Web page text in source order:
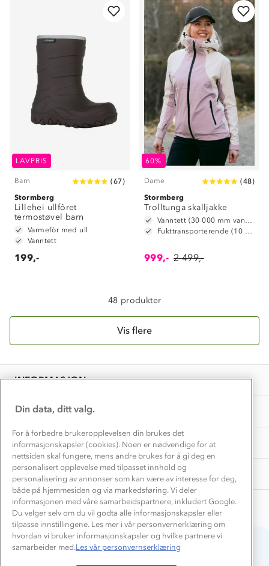
LAVPRIS
Barn (67)
Stormberg
Lillehei ullfôret
termostøvel barn
Varmefòr med ull
Vanntett
199,-
60%
Dame (48)
Stormberg
Trolltunga skalljakke
Vanntett (30 000 mm vannsøyle)
Fukttransporterende (10 000 g/m2/24t)
999,- 2 499,-
48 produkter
Vis flere
INFORMASJON
Kundeservice
Våre butikker
Bedrift, barnehage og SFO
Presse
OM OSS
Om Stormberg
Verdigrunnlag
Klima og miljø
Etisk handel
Dyreetikk
Samarbeide med oss?
TIPS OG RÅD
Trelagsprinsippet barn
Alt du trenger til Norgesferien
Dette trenger du til barnehagen
Store størrelser
Turmat oppskrifter
Beredskap
AKTIVITETER
Norgesferie 🇳🇴
Få turinspirasjon og tips her⛰
Overnatte utendørs⛺
Leirskole 🥾
Barnehageansatt
Tips til hyttetur
Din data, ditt valg.
For å forbedre brukeropplevelsen din brukes det
informasjonskapsler (cookies). Noen er nødvendige for at
nettsiden skal fungere, mens andre brukes for å gi deg en
personalisert opplevelse med tilpasset innhold og
personalisering av annonser som kan være av interesse for deg,
både på hjemmesiden og via markedsføring. Vi deler
informasjonen med våre samarbeidspartnere, inkludert Google.
Du velger selv om du vil godta alle informasjonskapsler eller
tilpasse innstillingene. Les mer i vår personvernerklæring om
hvordan vi bruker informasjonskapsler og hvilke partnere vi
samarbeider med.Les vår personvernserklæring